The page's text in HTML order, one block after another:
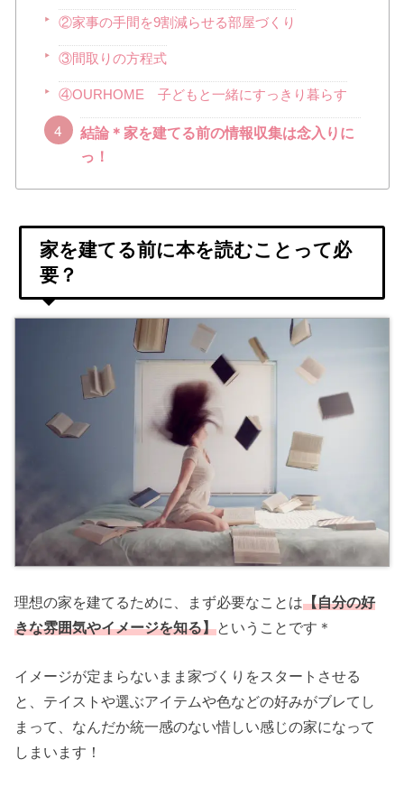
②家事の手間を9割減らせる部屋づくり
③間取りの方程式
④OURHOME 子どもと一緒にすっきり暮らす
結論＊家を建てる前の情報収集は念入りに
っ！
家を建てる前に本を読むことって必
要？
理想の家を建てるために、まず必要なことは【自分の好
きな雰囲気やイメージを知る】ということです＊
イメージが定まらないまま家づくりをスタートさせる
と、テイストや選ぶアイテムや色などの好みがブレてし
まって、なんだか統一感のない惜しい感じの家になって
しまいます！